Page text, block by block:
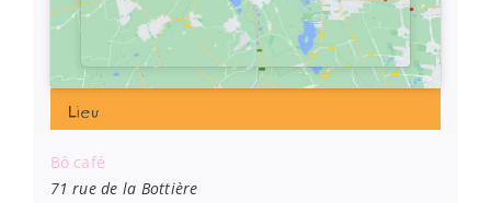
Lieu
Bô café
71 rue de la Bottière